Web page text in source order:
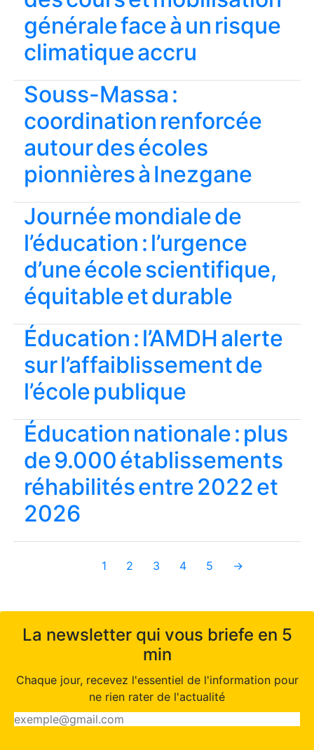
générale face à un risque
climatique accru
Souss-Massa :
coordination renforcée
autour des écoles
pionnières à Inezgane
Journée mondiale de
l’éducation : l’urgence
d’une école scientifique,
équitable et durable
Éducation : l’AMDH alerte
sur l’affaiblissement de
l’école publique
Éducation nationale : plus
de 9.000 établissements
réhabilités entre 2022 et
2026
1 2 3 4 5 →
La newsletter qui vous briefe en 5
min
Chaque jour, recevez l'essentiel de l'information pour
ne rien rater de l'actualité